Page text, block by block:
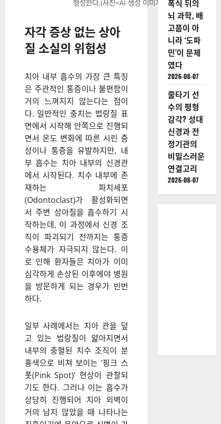
형성한다.(사진=AI 생성 이미지)
자각 증상 없는 상아
질 소실의 위험성
치아 내부 흡수의 가장 큰 특징
은 주관적인 통증이나 불편함이
거의 느껴지지 않는다는 점이
다. 일반적인 충치는 법랑질 표
면에서 시작해 안쪽으로 진행되
면서 온도 변화에 따른 시린 증
상이나 통증을 유발하지만, 내
부 흡수는 치아 내부의 신경관
에서 시작된다. 치수 내부에 존
재하는 파치세포
(Odontoclast)가 활성화되면
서 주변 상아질을 흡수하기 시
작하는데, 이 과정에서 신경 조
직이 파괴되기 전까지는 통증
수용체가 자극되지 않는다. 이
로 인해 환자들은 치아가 이미
심각하게 손상된 이후에야 병원
을 방문하게 되는 경우가 빈번
하다.
일부 사례에서는 치아 관을 덮
고 있는 법랑질이 얇아지면서
내부의 충혈된 치수 조직이 분
홍색으로 비쳐 보이는 ‘핑크 스
폿(Pink Spot)’ 현상이 관찰되
기도 한다. 그러나 이는 흡수가
상당히 진행되어 치아 외벽이
거의 남지 않았을 때 나타나는
폭식 뒤의
뇌 과학, 배
고픔이 아
니라 ‘도파
민’이 문제
였다
2026-08-07
줄타기 선
수의 평형
감각? 성대
신경과 전
정기관의
비밀스러운
연결고리
2026-08-07